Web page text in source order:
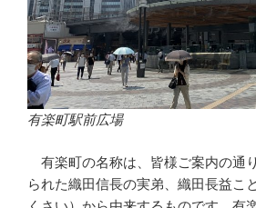
有楽町駅前広場
有楽町の名称は、皆様ご案内の通
られた織田信長の実弟、織田長益こ